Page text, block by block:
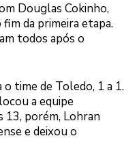
Douglas Cokinho,
da primeira etapa.
todos após o
time de Toledo, 1 a 1.
a equipe
13, porém, Lohran
e deixou o